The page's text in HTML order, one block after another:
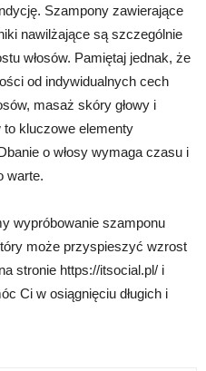
Szampony zawierające
nawilżające są szczególnie
włosów. Pamiętaj jednak, że
od indywidualnych cech
masaż skóry głowy i
kluczowe elementy
o włosy wymaga czasu i
warte.
wypróbowanie szamponu
może przyspieszyć wzrost
stronie https://itsocial.pl/ i
Ci w osiągnięciu długich i